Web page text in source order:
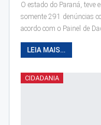
O estado do Paraná, teve
somente 291 denúncias
acordo com o Painel de
LEIA MAIS...
CIDADANIA